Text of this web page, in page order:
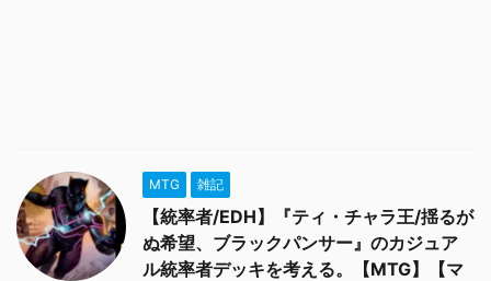
MTG 雑記
【統率者/EDH】『ティ・チャラ王/揺るが
ぬ希望、ブラックパンサー』のカジュア
ル統率者デッキを考える。【MTG】【マ